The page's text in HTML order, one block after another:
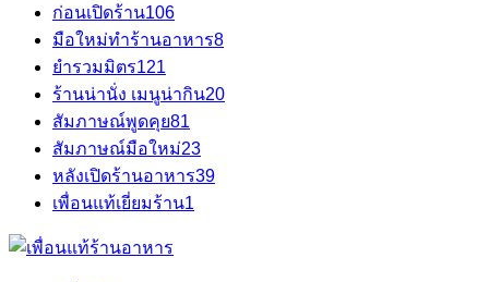
ก่อนเปิดร้าน106
มือใหม่ทำร้านอาหาร8
ยำรวมมิตร121
ร้านน่านั่ง เมนูน่ากิน20
สัมภาษณ์พูดคุย81
สัมภาษณ์มือใหม่23
หลังเปิดร้านอาหาร39
เพื่อนแท้เยี่ยมร้าน1